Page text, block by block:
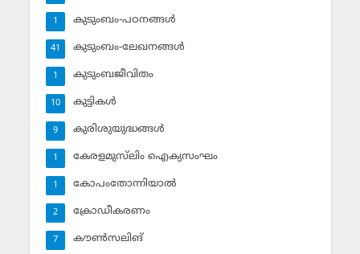
കുടുംബം-പഠനങ്ങള്‍
1
കുടുംബം-ലേഖനങ്ങള്‍
41
കുടുംബജീവിതം
1
കുട്ടികള്‍
10
കുരിശുയുദ്ധങ്ങള്‍
9
കേരളമുസ്‌ലിം ഐക്യസംഘം
1
കോപംതോന്നിയാല്‍
1
ക്രോഡീകരണം
2
കൗണ്‍സലിങ്‌
7